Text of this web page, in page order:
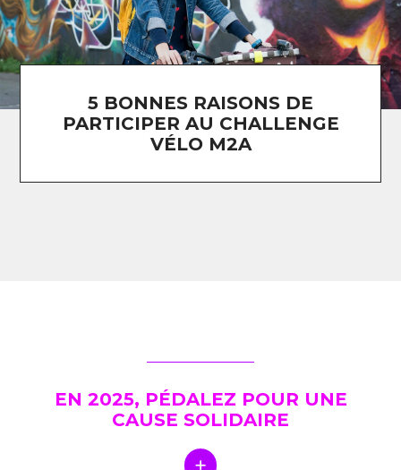
5 BONNES RAISONS DE
PARTICIPER AU CHALLENGE
VÉLO M2A
EN 2025, PÉDALEZ POUR UNE
CAUSE SOLIDAIRE